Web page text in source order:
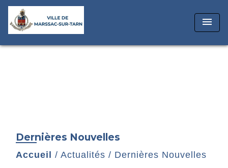
menu
Dernières Nouvelles
Accueil / Actualités / Dernières Nouvelles